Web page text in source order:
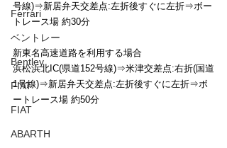
Ferrari
ベントレー
Bentley
FIAT
FIAT
ABARTH
号線)⇒新居弁天交差点:左折後すぐに左折⇒ボー
トレース場 約30分
新東名高速道路を利用する場合
浜松浜北IC(県道152号線)⇒米津交差点:右折(国道
1号線)⇒新居弁天交差点:左折後すぐに左折⇒ボ
ートレース場 約50分